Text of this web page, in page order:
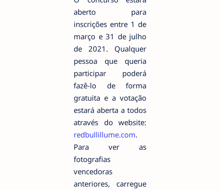
aberto para
inscrições entre 1 de
março e 31 de julho
de 2021. Qualquer
pessoa que queria
participar poderá
fazê-lo de forma
gratuita e a votação
estará aberta a todos
através do website:
redbullillume.com.
Para ver as
fotografias
vencedoras
anteriores, carregue